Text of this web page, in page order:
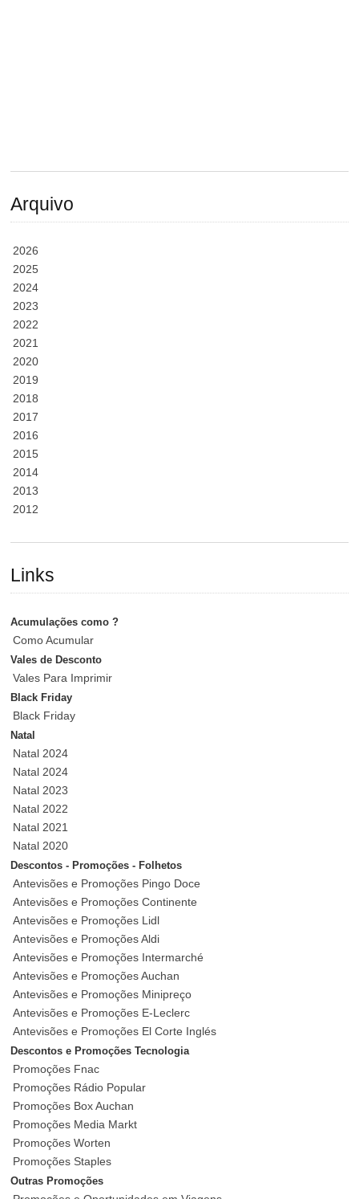
Arquivo
2026
2025
2024
2023
2022
2021
2020
2019
2018
2017
2016
2015
2014
2013
2012
Links
Acumulações como ?
Como Acumular
Vales de Desconto
Vales Para Imprimir
Black Friday
Black Friday
Natal
Natal 2024
Natal 2024
Natal 2023
Natal 2022
Natal 2021
Natal 2020
Descontos - Promoções - Folhetos
Antevisões e Promoções Pingo Doce
Antevisões e Promoções Continente
Antevisões e Promoções Lidl
Antevisões e Promoções Aldi
Antevisões e Promoções Intermarché
Antevisões e Promoções Auchan
Antevisões e Promoções Minipreço
Antevisões e Promoções E-Leclerc
Antevisões e Promoções El Corte Inglés
Descontos e Promoções Tecnologia
Promoções Fnac
Promoções Rádio Popular
Promoções Box Auchan
Promoções Media Markt
Promoções Worten
Promoções Staples
Outras Promoções